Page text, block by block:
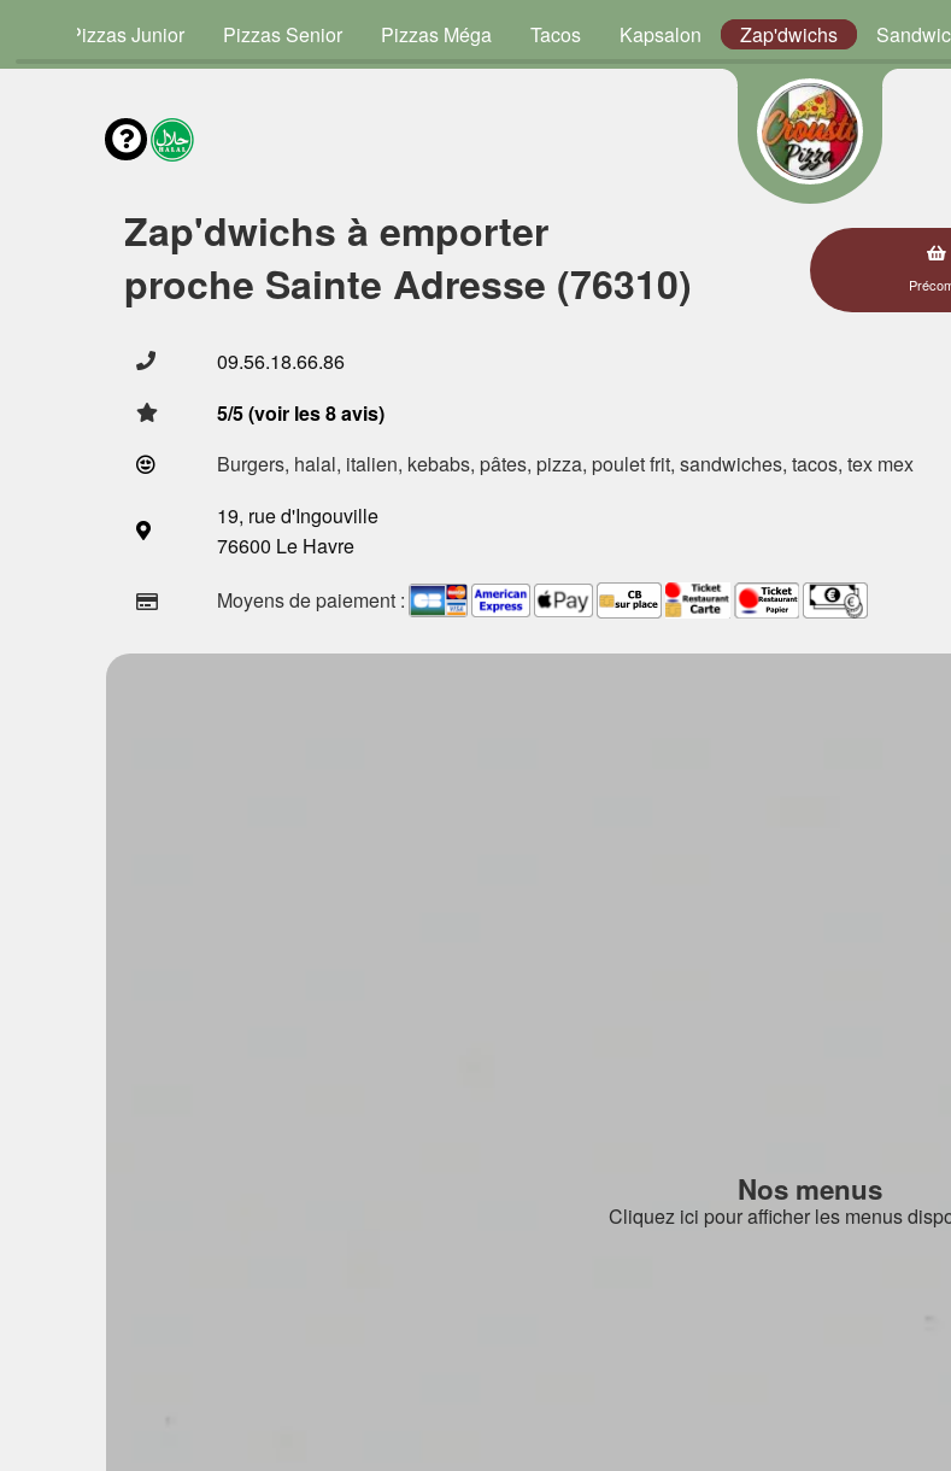
Pizzas Junior Pizzas Senior Pizzas Méga Tacos Kapsalon Zap'dwichs
Zap'dwichs à emporter
proche Sainte Adresse (76310)
09.56.18.66.86
5/5 (voir les 8 avis)
Burgers, halal, italien, kebabs, pâtes, pizza, poulet frit, sandwiches, tacos, tex mex
19, rue d'Ingouville
76600 Le Havre
Moyens de paiement :
Nos menus
Cliquez ici pour afficher les menus